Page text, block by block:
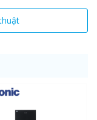
với cảm
điều chỉnh hợp lý
tiết kiệm điện